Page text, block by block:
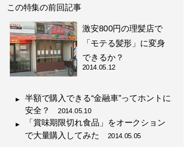
この特集の前回記事
激安800円の理髪店で
「モテる髪形」に変身
できるか？
2014.05.12
半額で購入できる“金融車”ってホントに
安全？ 2014.05.10
「賞味期限切れ食品」をオークション
で大量購入してみた 2014.05.05